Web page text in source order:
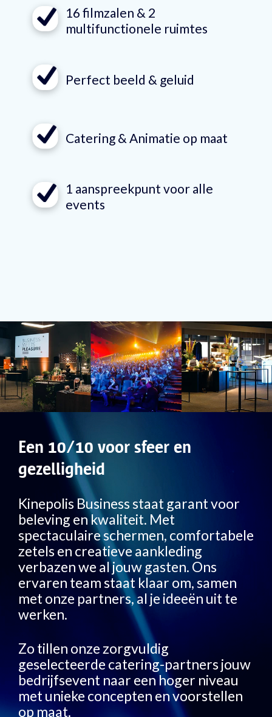
16 filmzalen & 2
multifunctionele ruimtes
Perfect beeld & geluid
Catering & Animatie op maat
1 aanspreekpunt voor alle
events
Een 10/10 voor sfeer en
gezelligheid
Kinepolis Business staat garant voor
beleving en kwaliteit. Met
spectaculaire schermen, comfortabele
zetels en creatieve aankleding
verbazen we al jouw gasten. Ons
ervaren team staat klaar om, samen
met onze partners, al je ideeën uit te
werken.
Zo tillen onze zorgvuldig
geselecteerde catering-partners jouw
bedrijfsevent naar een hoger niveau
met unieke concepten en voorstellen
op maat.